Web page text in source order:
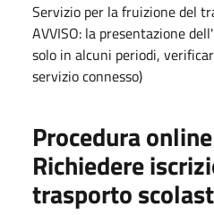
Servizio per la fruizione del
AVVISO: la presentazione
solo in alcuni periodi,
servizio connesso)
Procedura
Richiedere
trasporto